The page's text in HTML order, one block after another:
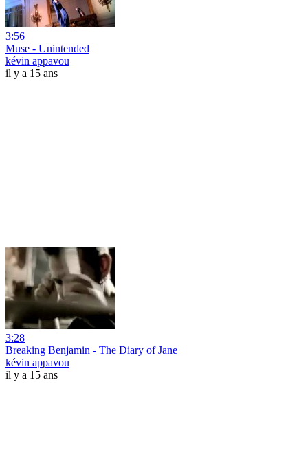
3:56
Muse - Unintended
kévin appavou
il y a 15 ans
3:28
Breaking Benjamin - The Diary of Jane
kévin appavou
il y a 15 ans